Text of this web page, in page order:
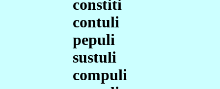
constiti
contuli
pepuli
sustuli
compuli